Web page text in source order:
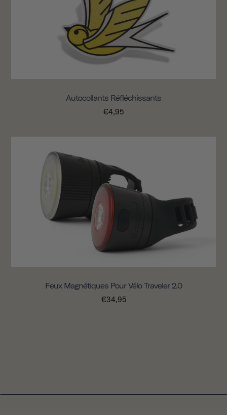
Autocollants Réfléchissants
€4,95
Feux Magnétiques Pour Vélo Traveler 2.0
€34,95